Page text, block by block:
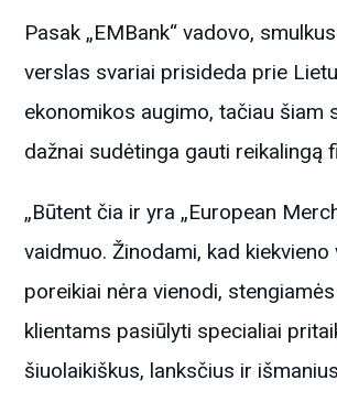
Pasak „EMBank“ vadovo,
verslas svariai prisideda prie
ekonomikos augimo, tačiau šiam
dažnai sudėtinga gauti reikalingą
„Būtent čia ir yra „European
vaidmuo. Žinodami, kad kiekvieno
poreikiai nėra vienodi,
klientams pasiūlyti specialiai
šiuolaikiškus, lanksčius ir